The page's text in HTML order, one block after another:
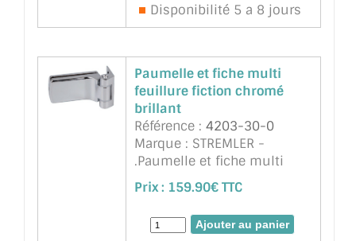
(ref 3206 ou équivalent Lo ...
suite
Disponibilité 5 a 8 jours
Paumelle et fiche multi
feuillure fiction chromé
brillant
Référence : 4203-30-0
Marque : STREMLER -
.Paumelle et fiche multi
feuillure fiction chromé
brillant
Prix : 159.90€ TTC